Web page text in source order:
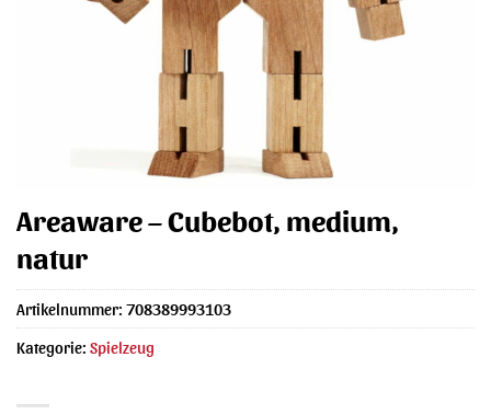
Areaware – Cubebot, medium,
natur
Artikelnummer: 708389993103
Kategorie: Spielzeug